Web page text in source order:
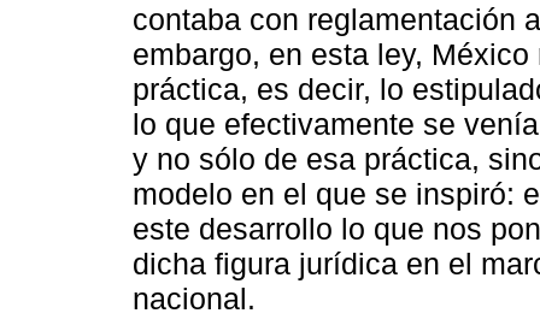
contaba con reglamentación
embargo, en esta ley,
práctica, es decir, lo
lo que efectivamente se
y no sólo de esa práctica,
modelo en el que se inspiró:
este desarrollo lo que nos
dicha figura jurídica en el
nacional.